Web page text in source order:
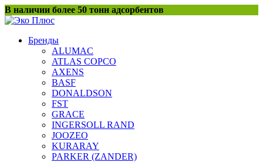
Перейти
к
В наличии более 50 тонн адсорбентов
Бренды
ALUMAC
ATLAS COPCO
AXENS
BASF
DONALDSON
FST
GRACE
INGERSOLL RAND
JOOZEO
KURARAY
PARKER (ZANDER)